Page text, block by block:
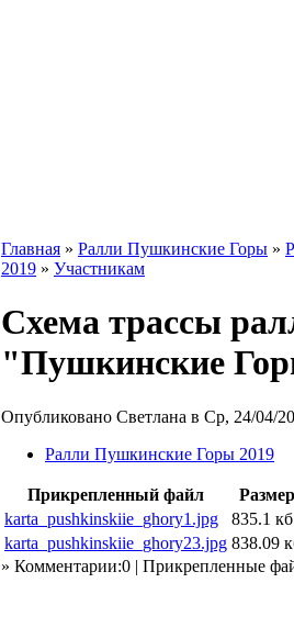
Главная » Ралли Пушкинские Горы »
2019 » Участникам
Схема трассы
"Пушкинские
Опубликовано Светлана в Ср, 24/04/
Ралли Пушкинские Горы 2019
Прикрепленный файл
Размер
karta_pushkinskiie_ghory1.jpg
835.1 кб
karta_pushkinskiie_ghory23.jpg 838.09
» Комментарии:0 | Прикрепленные